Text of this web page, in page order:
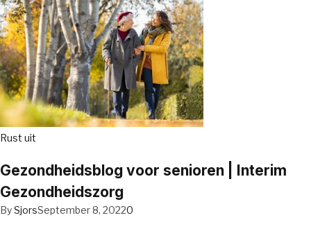
Rust uit
Gezondheidsblog voor senioren | Interim
Gezondheidszorg
BySjorsSeptember 8, 20220